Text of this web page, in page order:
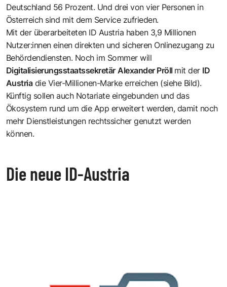
Deutschland 56 Prozent. Und drei von vier Personen in
Österreich sind mit dem Service zufrieden.
Mit der überarbeiteten ID Austria haben 3,9 Millionen
Nutzer:innen einen direkten und sicheren Onlinezugang zu
Behördendiensten. Noch im Sommer will
Digitalisierungsstaatssekretär Alexander Pröll mit der ID
Austriadie Vier-Millionen-Marke erreichen (siehe Bild).
Künftig sollen auch Notariate eingebunden und das
Ökosystem rund um die App erweitert werden, damit noch
mehr Dienstleistungen rechtssicher genutzt werden
können.
Die neue ID-Austria